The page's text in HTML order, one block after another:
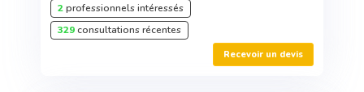
2professionnels intéressés
329consultations récentes
Recevoir un devis